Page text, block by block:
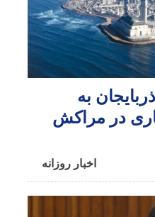
به
در مراکش​
اخبار روزانه